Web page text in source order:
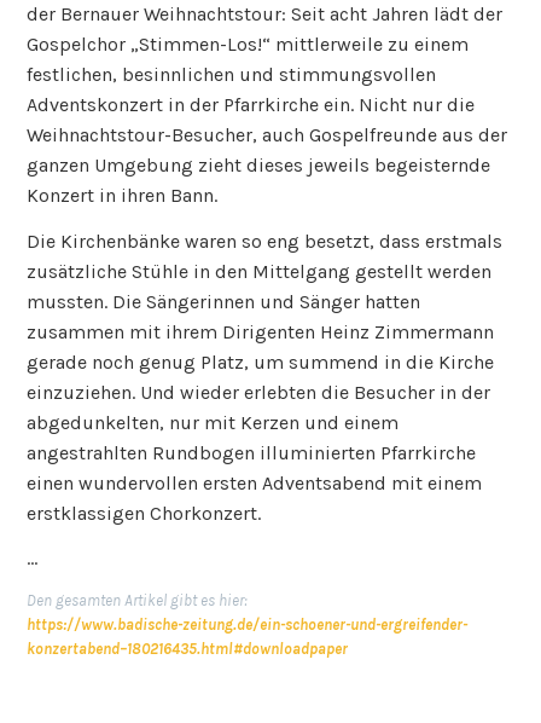
der Bernauer Weihnachtstour: Seit acht Jahren lädt der
Gospelchor „Stimmen-Los!“ mittlerweile zu einem
festlichen, besinnlichen und stimmungsvollen
Adventskonzert in der Pfarrkirche ein. Nicht nur die
Weihnachtstour-Besucher, auch Gospelfreunde aus der
ganzen Umgebung zieht dieses jeweils begeisternde
Konzert in ihren Bann.
Die Kirchenbänke waren so eng besetzt, dass erstmals
zusätzliche Stühle in den Mittelgang gestellt werden
mussten. Die Sängerinnen und Sänger hatten
zusammen mit ihrem Dirigenten Heinz Zimmermann
gerade noch genug Platz, um summend in die Kirche
einzuziehen. Und wieder erlebten die Besucher in der
abgedunkelten, nur mit Kerzen und einem
angestrahlten Rundbogen illuminierten Pfarrkirche
einen wundervollen ersten Adventsabend mit einem
erstklassigen Chorkonzert.
…
Den gesamten Artikel gibt es hier:
https://www.badische-zeitung.de/ein-schoener-und-ergreifender-
konzertabend–180216435.html#downloadpaper